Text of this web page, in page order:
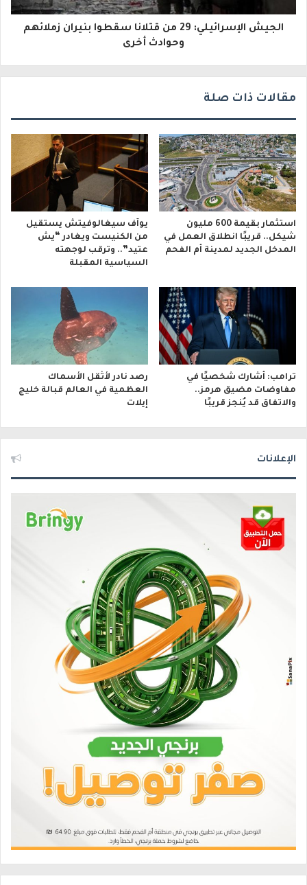
الجيش الإسرائيلي: 29 من قتلانا سقطوا بنيران زملائهم
وحوادث أخرى
مقالات ذات صلة
استثمار بقيمة 600 مليون
شيكل.. قريبًا انطلاق العمل في
المدخل الجديد لمدينة أم الفحم
يوآف سيغالوفيتش يستقيل
من الكنيست ويغادر “يش
عتيد”.. وترقب لوجهته
السياسية المقبلة
ترامب: أشارك شخصيًا في
مفاوضات مضيق هرمز..
والاتفاق قد يُنجز قريبًا
رصد نادر لأثقل الأسماك
العظمية في العالم قبالة خليج
إيلات
الإعلانات